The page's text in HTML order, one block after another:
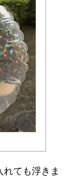
ても浮きま